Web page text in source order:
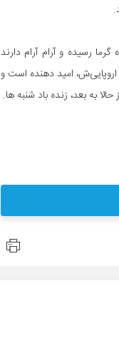
رسیده و آرام آرام دارند
اروپایی‌ش، امید دهنده است و
به بعد، زنده باد شنبه ها.